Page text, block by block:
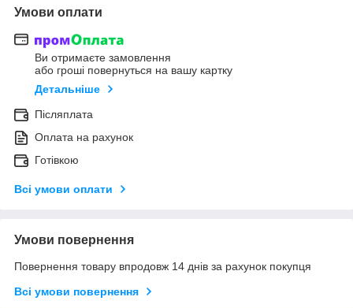
Умови оплати
Ви отримаєте замовлення
або гроші повернуться на вашу картку
Детальніше
Післяплата
Оплата на рахунок
Готівкою
Всі умови оплати
Умови повернення
Повернення товару впродовж 14 днів за рахунок покупця
Всі умови повернення